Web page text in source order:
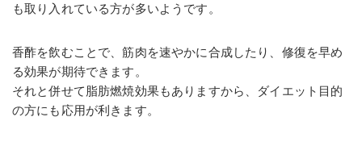
も取り入れている方が多いようです。
香酢を飲むことで、筋肉を速やかに合成したり、修復を早め
る効果が期待できます。
それと併せて脂肪燃焼効果もありますから、ダイエット目的
の方にも応用が利きます。